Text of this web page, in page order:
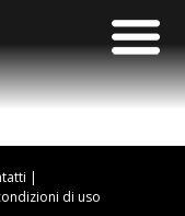
|
di uso